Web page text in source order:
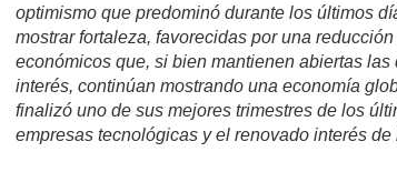
optimismo que predominó durante los últimos
mostrar fortaleza, favorecidas por una
económicos que, si bien mantienen abiertas
interés, continúan mostrando una economía
finalizó uno de sus mejores trimestres de los
empresas tecnológicas y el renovado interés